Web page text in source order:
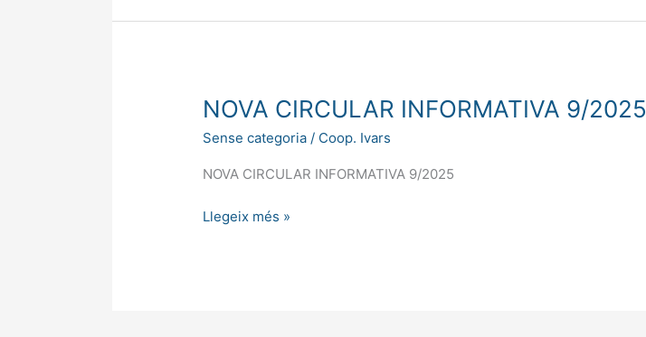
NOVA CIRCULAR INFORMATIVA 9/2025
Sense categoria / Coop. Ivars
NOVA CIRCULAR INFORMATIVA 9/2025
NOVA
INFORMATIVA
9/2025
Llegeix més »